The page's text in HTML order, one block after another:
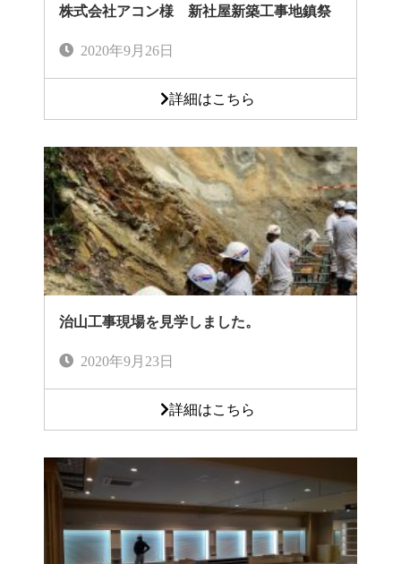
株式会社アコン様 新社屋新築工事地鎮祭
2020年9月26日
詳細はこちら
治山工事現場を見学しました。
2020年9月23日
詳細はこちら